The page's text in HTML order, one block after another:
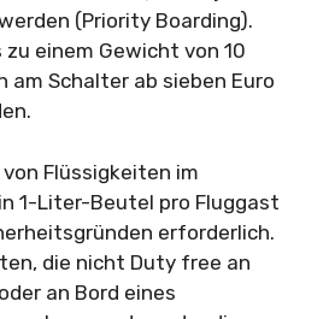
(Priority Boarding).
einem Gewicht von 10
am Schalter ab sieben Euro
Flüssigkeiten im
1-Liter-Beutel pro Fluggast
erforderlich.
die nicht Duty free an
an Bord eines